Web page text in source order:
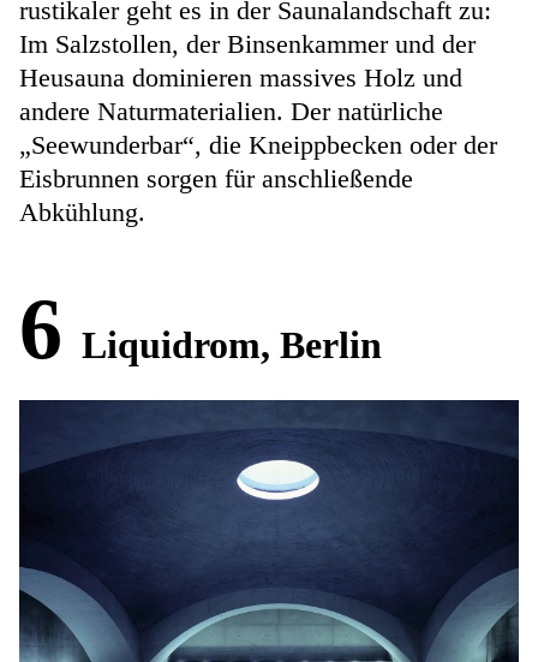
rustikaler geht es in der Saunalandschaft zu:
Im Salzstollen, der Binsenkammer und der
Heusauna dominieren massives Holz und
andere Naturmaterialien. Der natürliche
„Seewunderbar“, die Kneippbecken oder der
Eisbrunnen sorgen für anschließende
Abkühlung.
6 Liquidrom, Berlin